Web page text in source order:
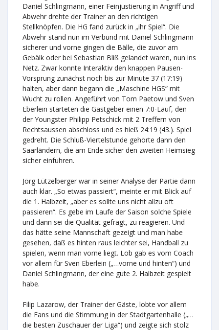
Daniel Schlingmann, einer Feinjustierung in Angriff und
Abwehr drehte der Trainer an den richtigen
Stellknöpfen. Die HG fand zurück in „ihr Spiel“. Die
Abwehr stand nun im Verbund mit Daniel Schlingmann
sicherer und vorne gingen die Bälle, die zuvor am
Gebälk oder bei Sebastian Bliß gelandet waren, nun ins
Netz. Zwar konnte Interaktiv den knappen Pausen-
Vorsprung zunächst noch bis zur Minute 37 (17:19)
halten, aber dann begann die „Maschine HGS“ mit
Wucht zu rollen. Angeführt von Tom Paetow und Sven
Eberlein starteten die Gastgeber einen 7:0-Lauf, den
der Youngster Philipp Petschick mit 2 Treffern von
Rechtsaussen abschloss und es hieß 24:19 (43.). Spiel
gedreht. Die Schluß-Viertelstunde gehörte dann den
Saarländern, die am Ende sicher den zweiten Heimsieg
sicher einfuhren.
Jörg Lützelberger war in seiner Analyse der Partie dann
auch klar. „So etwas passiert“, meinte er mit Blick auf
die 1. Halbzeit, „aber es sollte uns nicht allzu oft
passieren“. Es gebe im Laufe der Saison solche Spiele
und dann sei die Qualität gefragt, zu reagieren. Und
das hätte seine Mannschaft gezeigt und man habe
gesehen, daß es hinten raus leichter sei, Handball zu
spielen, wenn man vorne liegt. Lob gab es vom Coach
vor allem für Sven Eberlein („…vorne und hinten“) und
Daniel Schlingmann, der eine gute 2. Halbzeit gespielt
habe.
Filip Lazarow, der Trainer der Gäste, lobte vor allem
die Fans und die Stimmung in der Stadtgartenhalle („…
die besten Zuschauer der Liga“) und zeigte sich stolz